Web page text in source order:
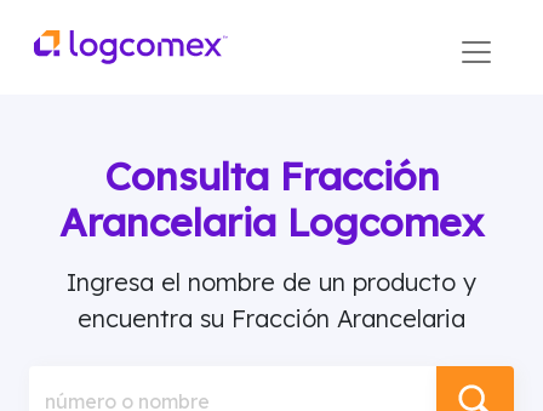
Consulta Fracción
Arancelaria Logcomex
Ingresa el nombre de un producto y
encuentra su Fracción Arancelaria
número o nombre